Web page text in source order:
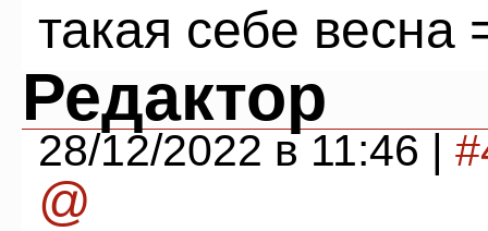
такая себе весна
Редактор
28/12/2022 в 11:46 |
@